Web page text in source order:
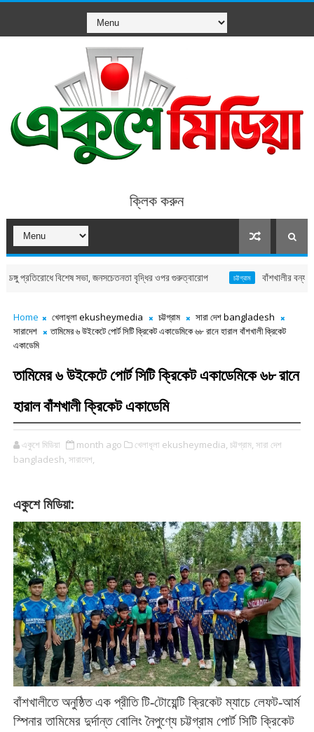
ক্লিক করুন
বিশেষ সভা, জনসচেতনতা বৃদ্ধির ওপর গুরুত্বারোপ চট্টগ্রাম বাঁশখালীর বন্যাদুর্গত
Home খেলাধূলা ekusheymedia চট্টগ্রাম
সারা দেশ bangladesh
সারাদেশ
তামিমের ৬ উইকেটে পোর্ট সিটি ক্রিকেট একাডেমিকে ৬৮ রানে হারাল বাঁশখালী ক্রিকেট
একাডেমি
তামিমের ৬ উইকেটে পোর্ট সিটি ক্রিকেট একাডেমিকে ৬৮ রানে
হারাল বাঁশখালী ক্রিকেট একাডেমি
একুশে মিডিয়া month ago খেলাধূলা ekusheymedia, চট্টগ্রাম, সারা দেশ
bangladesh, সারাদেশ,
একুশে মিডিয়া:
বাঁশখালীতে অনুষ্ঠিত এক প্রীতি টি-টোয়েন্টি ক্রিকেট ম্যাচে লেফট-আর্ম
স্পিনার তামিমের দুর্দান্ত বোলিং নৈপুণ্যে চট্টগ্রাম পোর্ট সিটি ক্রিকেট